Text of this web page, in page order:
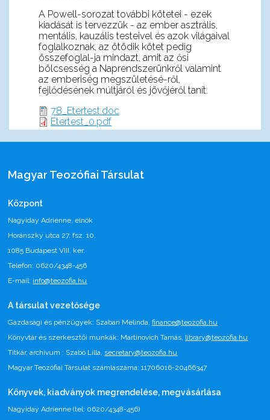
A Powell-sorozat további kötetei - ezek
kiadását is tervezzük - az ember asztrális,
mentális, kauzális testeivel és azok világaival
foglalkoznak, az ötödik kötet pedig
összefoglal-ja mindazt, amit az ősi
bölcsesség a Naprendszerünkről valamint
az emberiség megszületésé-ről,
fejlődésének múltjáról és jövőjéről tanít.
78_Etertest.doc
Etertest_0.pdf
Magyar Teozófiai Társulat
Központ
Nagyiday Adrienne, elnök
Horánszky utca 27. fsz. 10.
1085 Budapest VIII. ker.
Telefon: 0620/4348-456
E-mail: info@teozofia.hu
A társulat vezetősége
Gazdasági és pénzügyek: Szabari Melinda,finance@teozofia.hu
Könyvtár és szerkesztői munkák: Martinovich Tamás, library@teozofia.hu
Titkár, archívum : Szabó Lilla, secretary@teozofia.hu
Magyar Teozófiai Társulat számlaszáma: 11706016-20466347
Könyvek, kiadványok megrendelése, megvásárlása
Nagyiday Adrienne (tel: 0620/4348-456)